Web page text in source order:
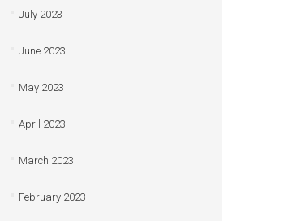
July 2023
June 2023
May 2023
April 2023
March 2023
February 2023